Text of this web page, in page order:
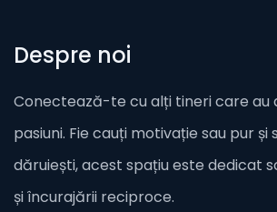
Despre noi
Conectează-te cu alți tineri care au
pasiuni. Fie cauți motivație sau pur și
dăruiești, acest spațiu este dedicat
și încurajării reciproce.